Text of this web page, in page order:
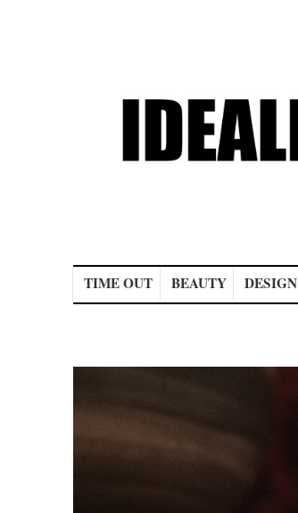
TIME OUT BEAUTY DESIGN